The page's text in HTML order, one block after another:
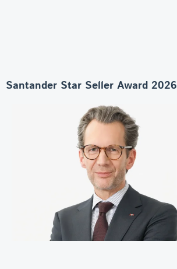
Santander Star Seller Award 2026